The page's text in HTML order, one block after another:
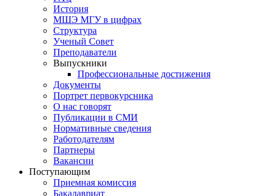
История
МШЭ МГУ в цифрах
Структура
Ученый Совет
Преподаватели
Выпускники
Профессиональные достижения
Документы
Портрет первокурсника
О нас говорят
Публикации в СМИ
Нормативные сведения
Работодателям
Партнеры
Вакансии
Поступающим
Приемная комиссия
Бакалавриат